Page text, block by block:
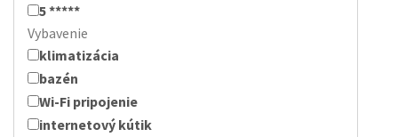
5 *****
Vybavenie
klimatizácia
bazén
Wi-Fi pripojenie
internetový kútik